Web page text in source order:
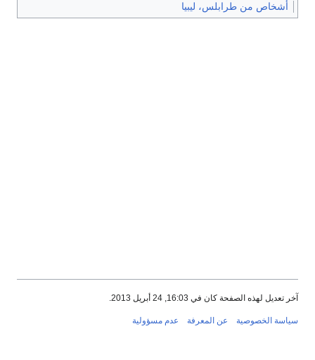
أشخاص من طرابلس، ليبيا
آخر تعديل لهذه الصفحة كان في 16:03, 24 أبريل 2013.
سياسة الخصوصية عن المعرفة عدم مسؤولية